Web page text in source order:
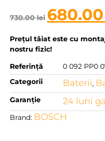
730.00lei 680.00
Prețul tăiat este cu
nostru fizic!
Referință
0 092 PP0
Categorii
Baterii,
Garanție 24 luni
Brand: BOSCH